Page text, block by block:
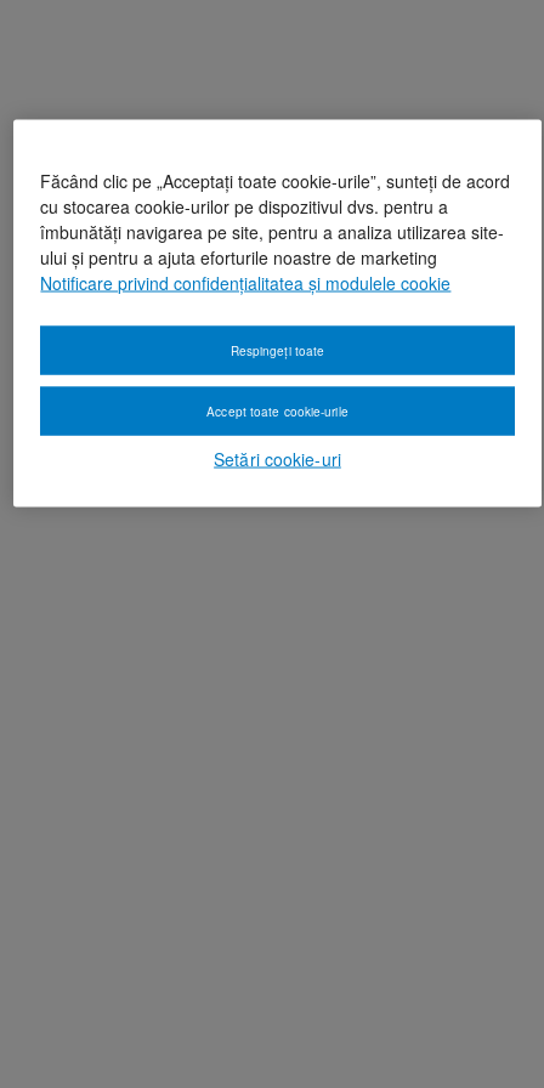
Făcând clic pe „Acceptați toate cookie-urile”, sunteți de acord
cu stocarea cookie-urilor pe dispozitivul dvs. pentru a
îmbunătăți navigarea pe site, pentru a analiza utilizarea site-
ului și pentru a ajuta eforturile noastre de marketing
Notificare privind confidențialitatea și modulele cookie
Setări cookie-uri
Respingeți toate
Accept toate cookie-urile